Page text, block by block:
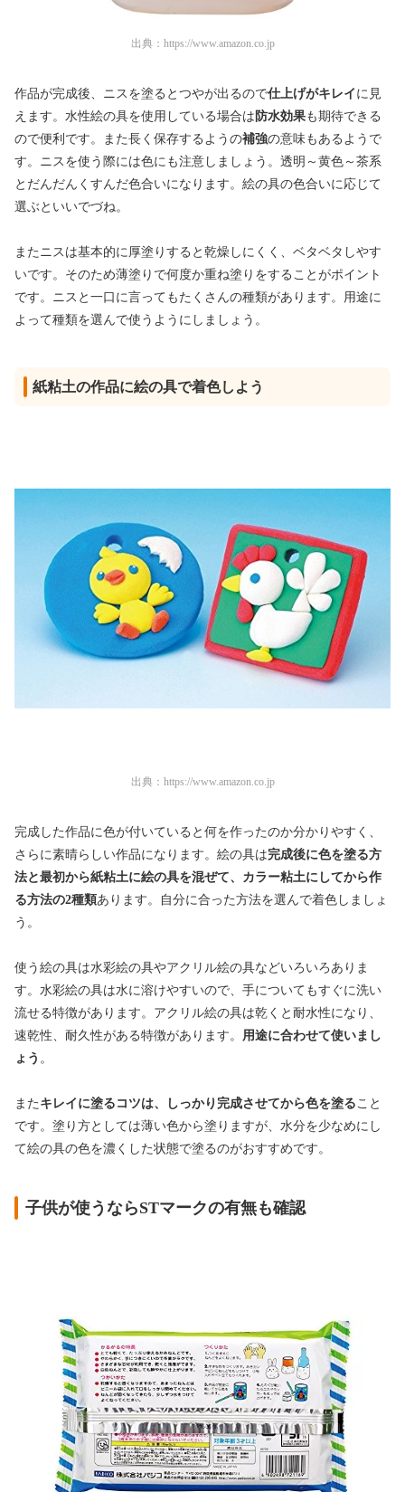
出典： https://www.amazon.co.jp
作品が完成後、ニスを塗るとつやが出るので仕上げがキレイ に見
えます。水性絵の具を使用している場合は 防水効果も期待できる
ので便利です。また長く保存するようの補強の意味もあるようで
す。ニスを使う際には色にも注意しましょう。透明～黄色～茶系
とだんだんくすんだ色合いになります。絵の具の色合いに応じて
選ぶといいでづね。
またニスは基本的に厚塗りすると乾燥しにくく、ベタベタしやす
いです。そのため薄塗りで何度か重ね塗りをすることがポイント
です。ニスと一口に言ってもたくさんの種類があります。用途に
よって種類を選んで使うようにしましょう。
紙粘土の作品に絵の具で着色しよう
出典： https://www.amazon.co.jp
完成した作品に色が付いていると何を作ったのか分かりやすく、
さらに素晴らしい作品になります。絵の具は完成後に色を塗る方
法と最初から紙粘土に絵の具を混ぜて、カラー粘土にしてから作
る方法の2種類あります。自分に合った方法を選んで着色しましょ
う。
使う絵の具は水彩絵の具やアクリル絵の具などいろいろありま
す。水彩絵の具は水に溶けやすいので、手についてもすぐに洗い
流せる特徴があります。アクリル絵の具は乾くと耐水性になり、
速乾性、耐久性がある特徴があります。 用途に合わせて使いまし
ょう 。
また キレイに塗るコツは、しっかり完成させてから色を塗ること
です。塗り方としては薄い色から塗りますが、水分を少なめにし
て絵の具の色を濃くした状態で塗るのがおすすめです。
子供が使うならSTマークの有無も確認